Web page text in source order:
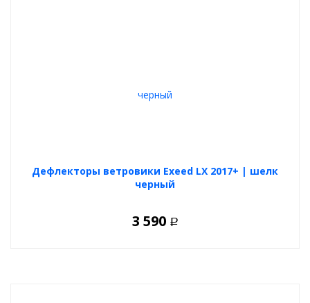
Дефлекторы ветровики Exeed LX 2017+ | шелк
черный
3 590 Р